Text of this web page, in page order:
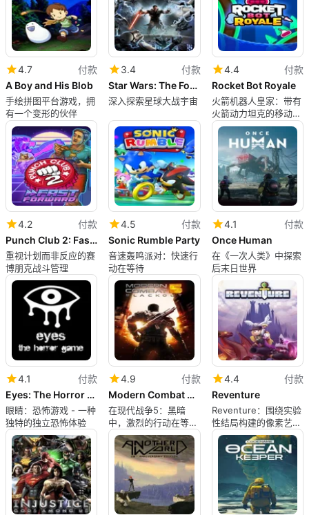
4.7
付款
A Boy and His Blob
手绘拼图平台游戏，拥
有一个变形的伙伴
3.4
付款
Star Wars: The Force Unleashed
深入探索星球大战宇宙
4.4
付款
Rocket Bot Royale
火箭机器人皇家：带有
火箭动力坦克的移动大
逃杀
4.2
付款
Punch Club 2: Fast Forward
重视计划而非反应的赛
博朋克战斗管理
4.5
付款
Sonic Rumble Party
音速轰鸣派对：快速行
动在等待
4.1
付款
Once Human
在《一次人类》中探索
后末日世界
4.1
付款
Eyes: The Horror Game
眼睛：恐怖游戏 - 一种
独特的独立恐怖体验
4.9
付款
Modern Combat 5: Blackout
在现代战争5：黑暗
中，激烈的行动在等待
着。
4.4
付款
Reventure
Reventure：围绕实验
性结局构建的像素艺术
动作